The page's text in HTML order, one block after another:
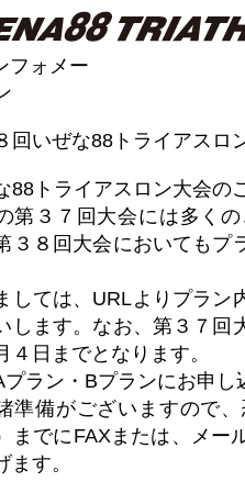
回いぜな88トライアスロ
88トライアスロン大会の
第３７回大会には多く
３８回大会においてもプ
しては、URLよりプラン
します。なお、第３７回
４日までとなります。
プラン・Bプランにお申
準備がございますので
までにFAXまたは、メ
ます。